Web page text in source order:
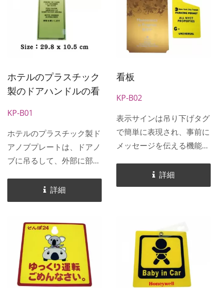
ホテルのプラスチック
製のドアハンドルの看
KP-B01
ホテルのプラスチック製ド
アノブプレートは、ドアノ
ブに吊るして、外部に部屋
ができます。 ホテルのプ
ラスチック製ドアノブプレ
ア、学生寮、個人の部屋、
車の許可証に使用でき、状
況警告や標語を示すために
使用され、注意を促す役割
を果たします。プレートの
詳細
看板
KP-B02
表示サインは吊り下げタグ
で簡単に表現され、事前に
メッセージを伝える機能が
はホテルの部屋のドア、学
生寮、個人の部屋、車の許
します。プレートの表現を
通じて、事前に状況を理解
し、時間の無駄を減らすこ
とができます。
詳細